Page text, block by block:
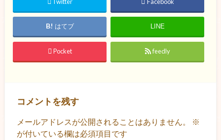
はてブ LINE
Pocket feedly
コメントを残す
メールアドレスが公開されることはありません。
※
が付いている欄は必須項目です